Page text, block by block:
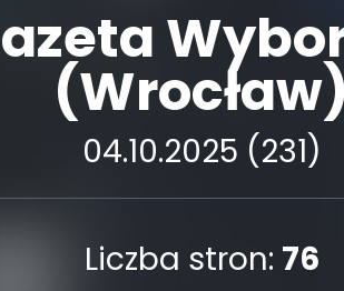
04.10.2025 (231)
Liczba stron: 76